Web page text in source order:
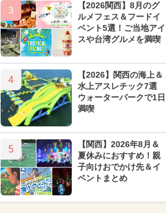
3
【2026関西】8月のグ
ルメフェス＆フードイ
ベント5選！ご当地アイ
スや台湾グルメを満喫
4
【2026】関西の海上＆
水上アスレチック7選
ウォーターパークで1日
満喫
5
【関西】2026年8月＆
夏休みにおすすめ！親
子向けおでかけ先＆イ
ベントまとめ